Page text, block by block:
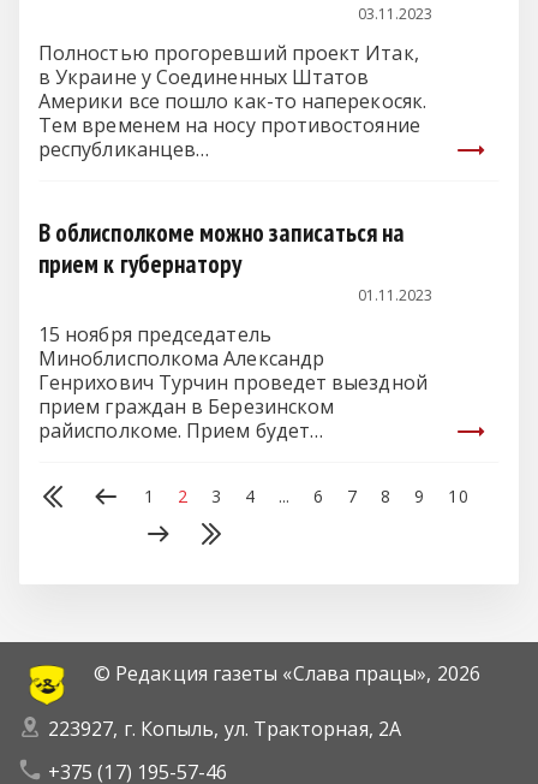
03.11.2023
Полностью прогоревший проект Итак,
в Украине у Соединенных Штатов
Америки все пошло как-то наперекосяк.
Тем временем на носу противостояние
республиканцев…
В облисполкоме можно записаться на
прием к губернатору
01.11.2023
15 ноября председатель
Миноблисполкома Александр
Генрихович Турчин проведет выездной
прием граждан в Березинском
райисполкоме. Прием будет
1 2 3 4 ... 6 7 8 9 10
© Редакция газеты «Слава працы», 2026
223927, г. Копыль, ул. Тракторная, 2А
+375 (17) 195-57-46